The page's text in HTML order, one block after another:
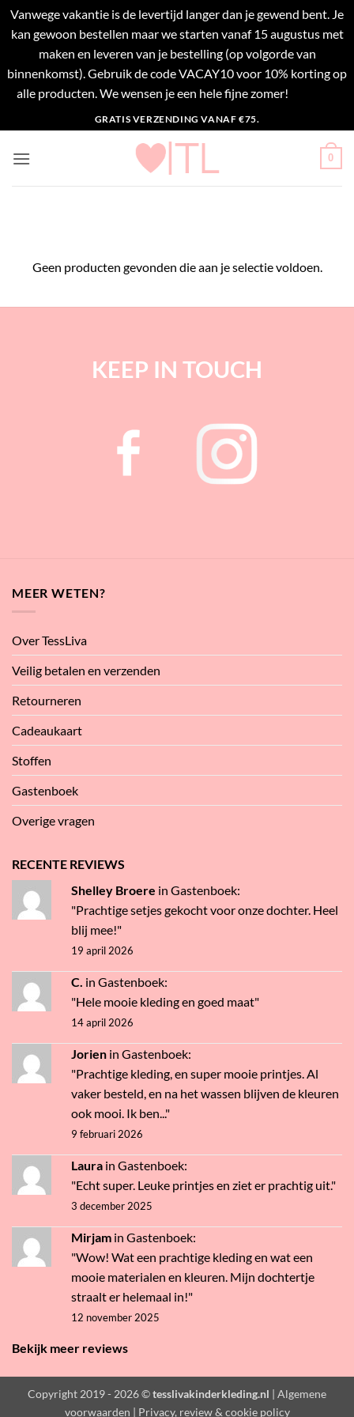
Vanwege vakantie is de levertijd langer dan je gewend bent. Je
kan gewoon bestellen maar we starten vanaf 15 augustus met
maken en leveren van je bestelling (op volgorde van
binnenkomst). Gebruik de code VACAY10 voor 10% korting op
alle producten. We wensen je een hele fijne zomer!
naar
inhoud
GRATIS VERZENDING VANAF €75.
0
Geen producten gevonden die aan je selectie voldoen.
KEEP IN TOUCH
MEER WETEN?
Over TessLiva
Veilig betalen en verzenden
Retourneren
Cadeaukaart
Stoffen
Gastenboek
Overige vragen
RECENTE REVIEWS
Shelley Broere in Gastenboek:
"Prachtige setjes gekocht voor onze dochter. Heel
blij mee!"
19 april 2026
C. in Gastenboek:
"Hele mooie kleding en goed maat"
14 april 2026
Jorien in Gastenboek:
"Prachtige kleding, en super mooie printjes. Al
vaker besteld, en na het wassen blijven de kleuren
ook mooi. Ik ben..."
9 februari 2026
Laura in Gastenboek:
"Echt super. Leuke printjes en ziet er prachtig uit."
3 december 2025
Mirjam in Gastenboek:
"Wow! Wat een prachtige kleding en wat een
mooie materialen en kleuren. Mijn dochtertje
straalt er helemaal in!"
12 november 2025
Bekijk meer reviews
Copyright 2019 - 2026 ©tesslivakinderkleding.nl | Algemene
voorwaarden | Privacy, review & cookie policy